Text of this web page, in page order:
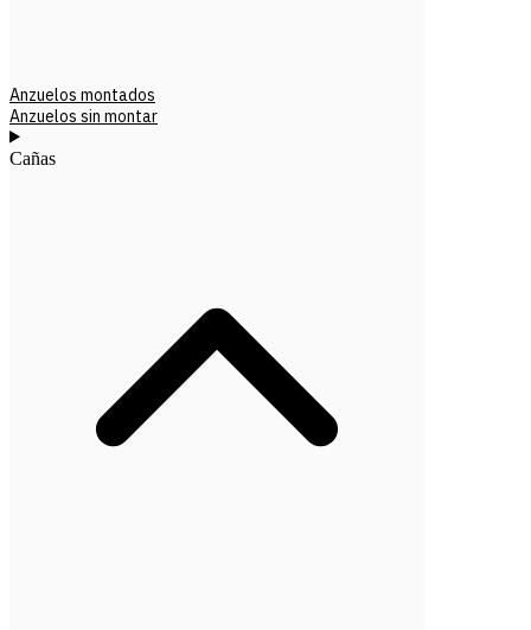
Anzuelos montados
Anzuelos sin montar
Cañas